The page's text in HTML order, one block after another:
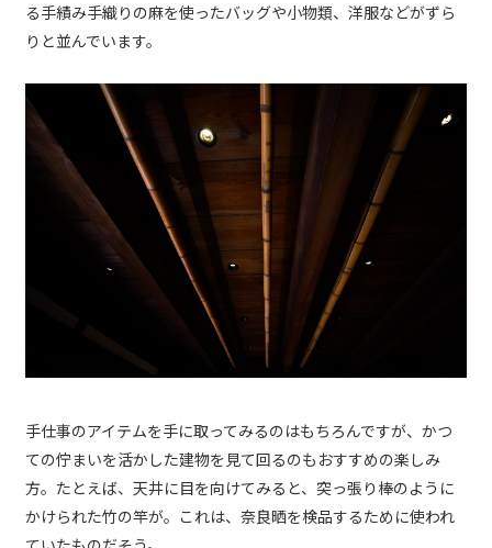
る手績み手織りの麻を使ったバッグや小物類、洋服などがずら
りと並んでいます。
手仕事のアイテムを手に取ってみるのはもちろんですが、かつ
ての佇まいを活かした建物を見て回るのもおすすめの楽しみ
方。たとえば、天井に目を向けてみると、突っ張り棒のように
かけられた竹の竿が。これは、奈良晒を検品するために使われ